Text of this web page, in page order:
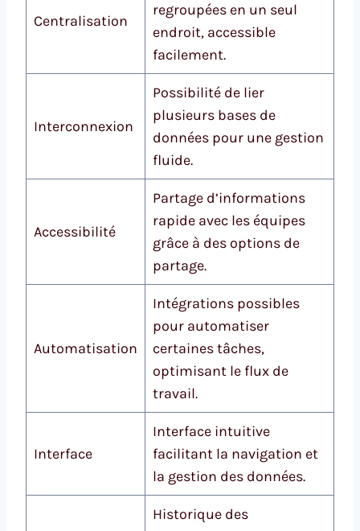
Centralisation
regroupées en un seul
endroit, accessible
facilement.
Interconnexion
Possibilité de lier
plusieurs bases de
données pour une gestion
fluide.
Accessibilité
Partage d’informations
rapide avec les équipes
grâce à des options de
partage.
Automatisation
Intégrations possibles
pour automatiser
certaines tâches,
optimisant le flux de
travail.
Interface
Interface intuitive
facilitant la navigation et
la gestion des données.
Historique des